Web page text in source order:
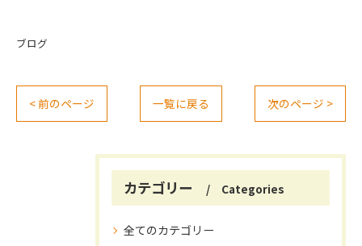
ブログ
< 前のページ 一覧に戻る 次のページ >
カテゴリー Categories
全てのカテゴリー